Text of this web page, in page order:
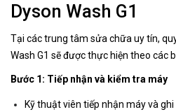
Dyson Wash G1
Tại các trung tâm sửa chữa uy tín,
Wash G1 sẽ được thực hiện theo các
Bước 1: Tiếp nhận và kiểm tra máy
Kỹ thuật viên tiếp nhận máy và